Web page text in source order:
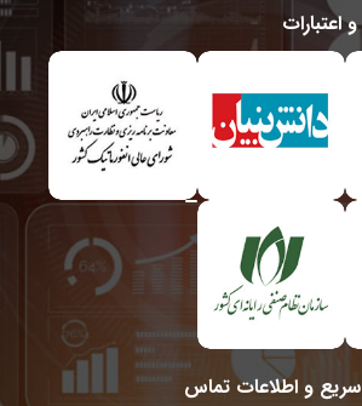
و اعتبارات
سریع و اطلاعات تماس